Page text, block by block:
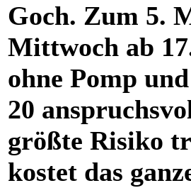
Goch. Zum 5.
Mittwoch ab
ohne Pomp
20
größte Risiko
kostet das